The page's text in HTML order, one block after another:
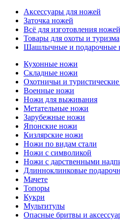
Аксессуары для ножей
Заточка ножей
Всё для изготовления ножей
Товары для охоты и туризма
Шашлычные и подарочные
Кухонные ножи
Складные ножи
Охотничьи и
Военные ножи
Ножи для выживания
Метательные ножи
Зарубежные ножи
Японские ножи
Кизлярские ножи
Ножи по видам стали
Ножи с символикой
Ножи с дарственными
Длинноклинковые
Мачете
Топоры
Кукри
Мультитулы
Опасные бритвы и